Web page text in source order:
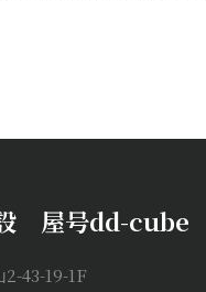
屋号dd-cube
43-19-1F